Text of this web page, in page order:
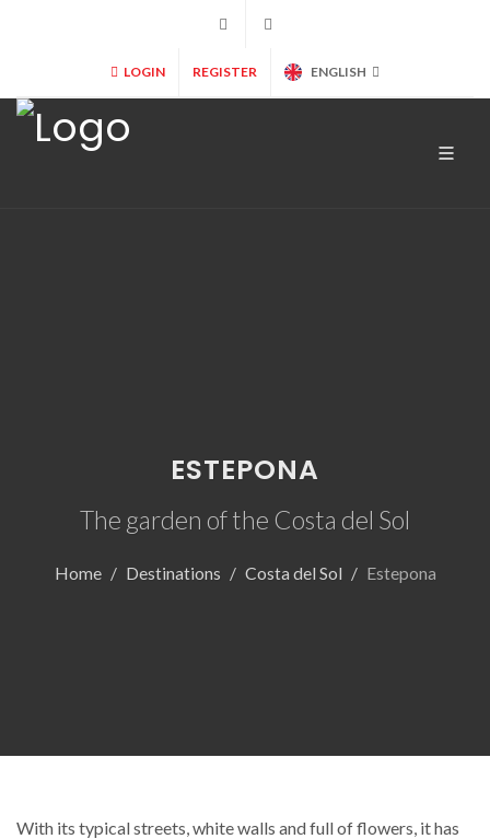
+34 902 365 000
LOGIN REGISTER ENGLISH
ESTEPONA
The garden of the Costa del Sol
Home Destinations Costa del Sol Estepona
With its typical streets, white walls and full of flowers, it has